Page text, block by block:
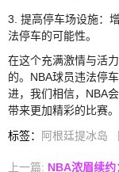
3. 提高停车场设施：
法停车的可能性。
在这个充满激情与活
的。NBA球员违法停
进，我们相信，NBA
带来更加精彩的比赛。
标签： 阿根廷提冰岛
上一篇: NBA浓眉续约